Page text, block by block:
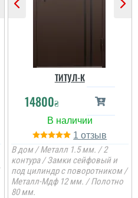
ТИТУЛ-К
14800₴
1
В дом / Металл 1.5 мм. / 2
контура / Замки сейфовый и
под цилиндр с поворотником /
Металл-Мдф 12 мм. / Полотно
80 мм.